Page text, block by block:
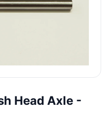
Head Axle -